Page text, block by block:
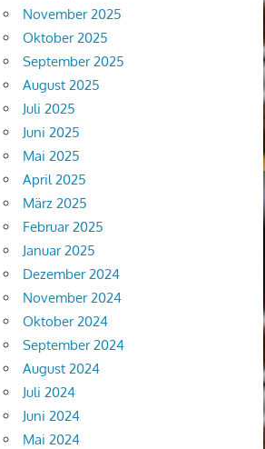
November 2025
Oktober 2025
September 2025
August 2025
Juli 2025
Juni 2025
Mai 2025
April 2025
März 2025
Februar 2025
Januar 2025
Dezember 2024
November 2024
Oktober 2024
September 2024
August 2024
Juli 2024
Juni 2024
Mai 2024